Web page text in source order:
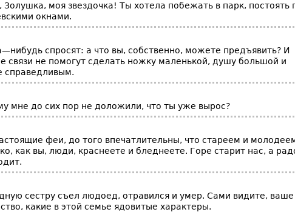
Золушка, моя звездочка! Ты хотела побежать в парк, постоять
окнами.
спросят: а что вы, собственно, можете предъявить? И
связи не помогут сделать ножку маленькой, душу большой и
справедливым.
мне до сих пор не доложили, что ты уже вырос?
феи, до того впечатлительны, что стареем и
как вы, люди, краснеете и бледнеете. Горе старит нас, а
сестру съел людоед, отравился и умер. Сами видите, ваше
какие в этой семье ядовитые характеры.